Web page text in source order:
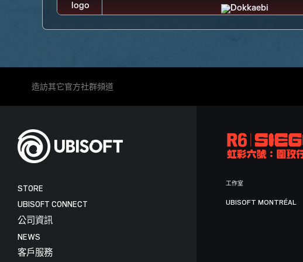
造訪其它官方社群頻道
STORE
UBISOFT CONNECT
公司資訊
NEWS
客戶服務
工作室
UBISOFT MONTRÉAL